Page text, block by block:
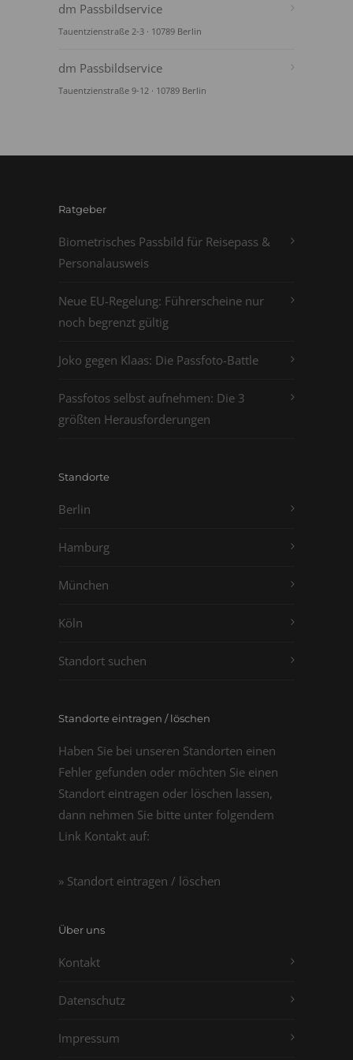
dm Passbildservice
Tauentzienstraße 2-3 · 10789 Berlin
dm Passbildservice
Tauentzienstraße 9-12 · 10789 Berlin
Ratgeber
Biometrisches Passbild für Reisepass &
Personalausweis
Neue EU-Regelung: Führerscheine nur
noch begrenzt gültig
Joko gegen Klaas: Die Passfoto-Battle
Passfotos selbst aufnehmen: Die 3
größten Herausforderungen
Standorte
Berlin
Hamburg
München
Köln
Standort suchen
Standorte eintragen / löschen
Haben Sie bei unseren Standorten einen
Fehler gefunden oder möchten Sie einen
Standort eintragen oder löschen lassen,
dann nehmen Sie bitte unter folgendem
Link Kontakt auf:
» Standort eintragen / löschen
Über uns
Kontakt
Datenschutz
Impressum